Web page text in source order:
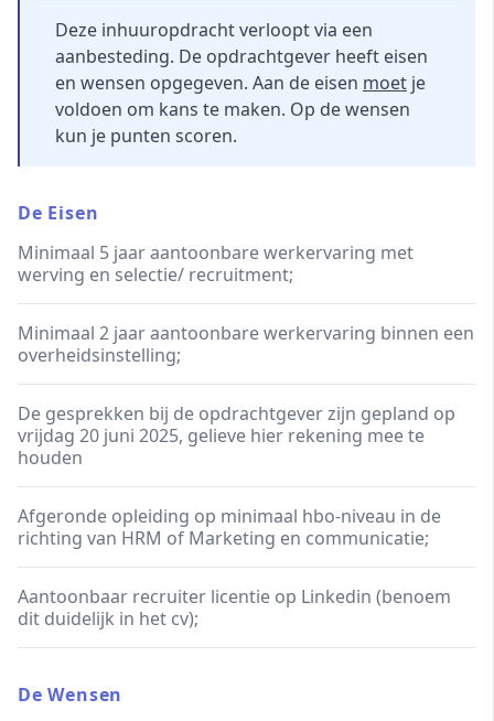
Deze inhuuropdracht verloopt via een
aanbesteding. De opdrachtgever heeft eisen
en wensen opgegeven. Aan de eisen moet je
voldoen om kans te maken. Op de wensen
kun je punten scoren.
De Eisen
Minimaal 5 jaar aantoonbare werkervaring met
werving en selectie/ recruitment;
Minimaal 2 jaar aantoonbare werkervaring binnen een
overheidsinstelling;
De gesprekken bij de opdrachtgever zijn gepland op
vrijdag 20 juni 2025, gelieve hier rekening mee te
houden
Afgeronde opleiding op minimaal hbo-niveau in de
richting van HRM of Marketing en communicatie;
Aantoonbaar recruiter licentie op Linkedin (benoem
dit duidelijk in het cv);
De Wensen